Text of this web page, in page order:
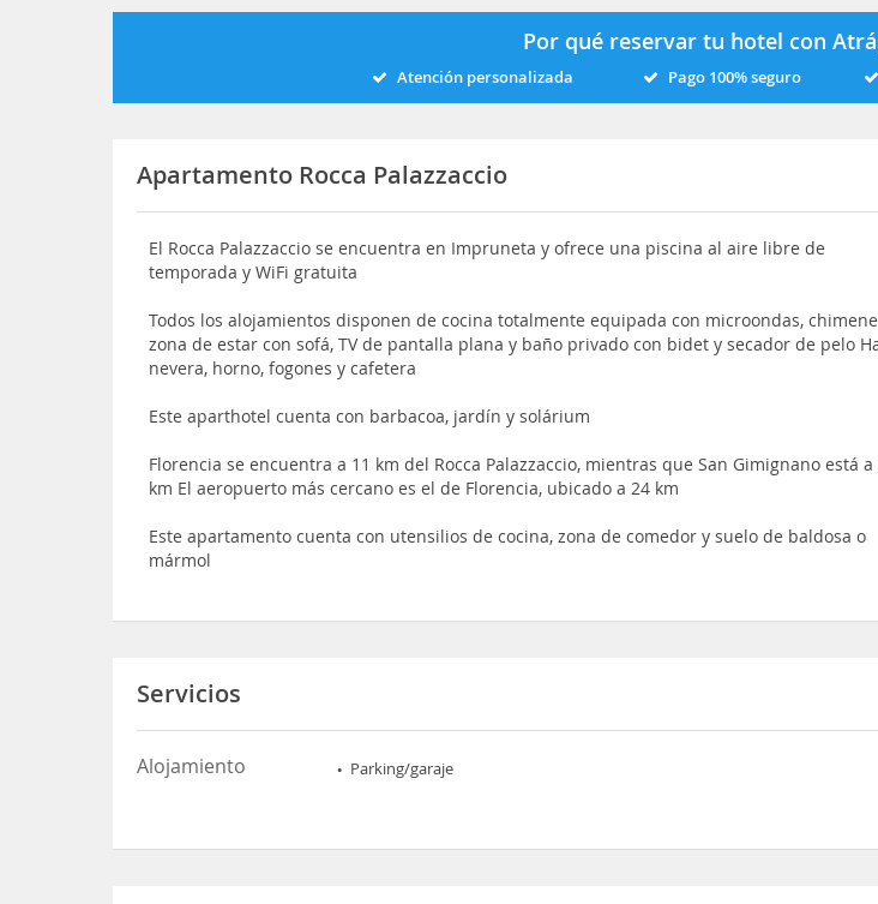
Por qué reservar tu hotel con
Atención personalizada Pago 100% seguro
Apartamento Rocca Palazzaccio
El Rocca Palazzaccio se encuentra en Impruneta y ofrece una piscina al aire libre de
temporada y WiFi gratuita
Todos los alojamientos disponen de cocina totalmente equipada con microondas,
zona de estar con sofá, TV de pantalla plana y baño privado con bidet y secador de pelo
nevera, horno, fogones y cafetera
Este aparthotel cuenta con barbacoa, jardín y solárium
Florencia se encuentra a 11 km del Rocca Palazzaccio, mientras que San Gimignano está a
km El aeropuerto más cercano es el de Florencia, ubicado a 24 km
Este apartamento cuenta con utensilios de cocina, zona de comedor y suelo de baldosa o
mármol
Servicios
Alojamiento Parking/garaje